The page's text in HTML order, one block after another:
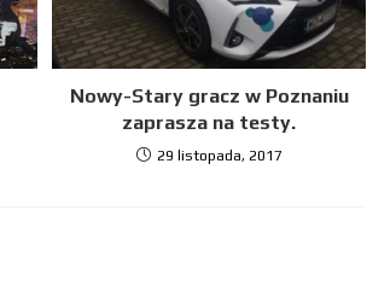
Nowy-Stary gracz w Poznaniu
zaprasza na testy.
29 listopada, 2017